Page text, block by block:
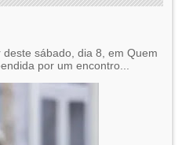
sábado, dia 8, em Quem
por um encontro...